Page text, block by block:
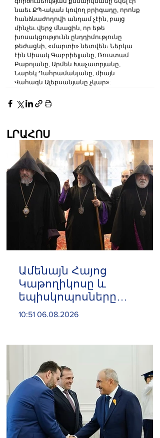
նաեւ ՔՊ-ական կռվող բրիգադը, որոնք
հանձնաժողովի անդամ չէին, բայց
մինչեւ վերջ մնացին, որ եթե
խոսակցությունն ընդդիմությունը
թեժացնի, «մարտի» նետվեն։ Ներկա
էին Սիսակ Գաբրիելյանը, Ռուստամ
Բաքոյանը, Արմեն Խաչատրյանը,
Նարեկ Ղահրամանյանը, միայն
Վահագն Ալեքսանյանը չկար»:
ԼՐԱՀՈՍ
Ամենայն Հայոց
Կաթողիկոսը և
եպիսկոպոսները
մասնակցելու են
10:51 06.08.2026